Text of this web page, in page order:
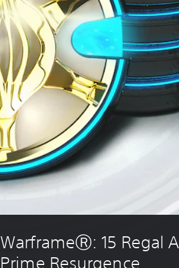
WarframeⓇ: 15 Regal
Prime Resurgence